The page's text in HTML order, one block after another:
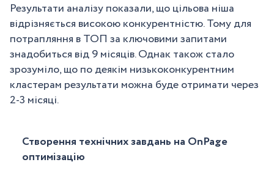
Результати аналізу показали, що цільова ніша
відрізняється високою конкурентністю. Тому для
потрапляння в ТОП за ключовими запитами
знадобиться від 9 місяців. Однак також стало
зрозуміло, що по деякім низькоконкурентним
кластерам результати можна буде отримати через
2-3 місяці.
Створення технічних завдань на OnPage
оптимізацію